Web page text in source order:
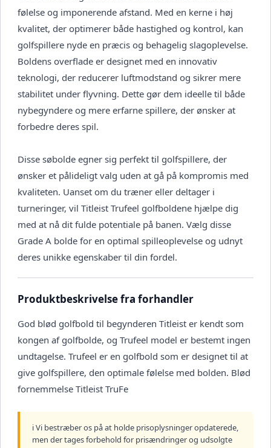
følelse og imponerende afstand. Med en kerne i høj
kvalitet, der optimerer både hastighed og kontrol, kan
golfspillere nyde en præcis og behagelig slagoplevelse.
Boldens overflade er designet med en innovativ
teknologi, der reducerer luftmodstand og sikrer mere
stabilitet under flyvning. Dette gør dem ideelle til både
nybegyndere og mere erfarne spillere, der ønsker at
forbedre deres spil.
Disse søbolde egner sig perfekt til golfspillere, der
ønsker et pålideligt valg uden at gå på kompromis med
kvaliteten. Uanset om du træner eller deltager i
turneringer, vil Titleist Trufeel golfboldene hjælpe dig
med at nå dit fulde potentiale på banen. Vælg disse
Grade A bolde for en optimal spilleoplevelse og udnyt
deres unikke egenskaber til din fordel.
Produktbeskrivelse fra forhandler
God blød golfbold til begynderen Titleist er kendt som
kongen af golfbolde, og Trufeel model er bestemt ingen
undtagelse. Trufeel er en golfbold som er designet til at
give golfspillere, den optimale følelse med bolden. Blød
fornemmelse Titleist TruFe
ℹ️ Vi bestræber os på at holde prisoplysninger opdaterede,
men der tages forbehold for prisændringer og udsolgte